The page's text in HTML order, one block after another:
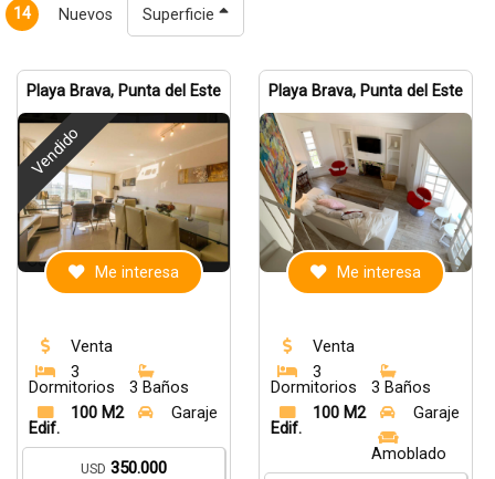
Recordar datos
INGRESAR
Olvidé mi clave Registro
14 Nuevos Superficie
Playa Brava, Punta del Este
Vendido
Me interesa
Venta
3
Dormitorios
3 Baños
100 M2
Edif.
Garaje
USD 350.000
Playa Brava, Punta del Este
Me interesa
Venta
3
Dormitorios
3 Baños
100 M2
Edif.
Garaje
Amoblado